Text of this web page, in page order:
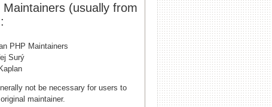
Maintainers (usually from
PHP Maintainers
Surý
not be necessary for users to
maintainer.